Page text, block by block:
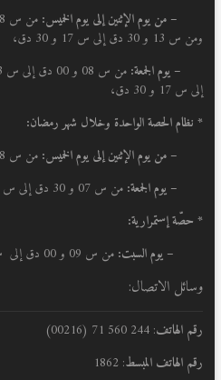
– من يوم الإثنين إلى يوم الخميس:
ومن س 13 و 30 دق إلى س 17 و 30 دق،
– يوم الجمعة:
إلى س 17 و 30 دق،
* نظام الحصة الواحدة وخلال شهر رمضان:
– من يوم الإثنين إلى يوم الخميس: من س 08 و 00 دق إلى س 14 و 30 دق،
– يوم الجمعة: من س 07 و 30 دق إلى س 13 و 00،
* حصّة إستمرارية:
– يوم السبت: من س 09 و 00 دق إلى س 12 و 00 دق.
وسائل الاتصال:
رقم الهاتف: 244 560 71 (00216)
رقم الهاتف المبسط: 1862